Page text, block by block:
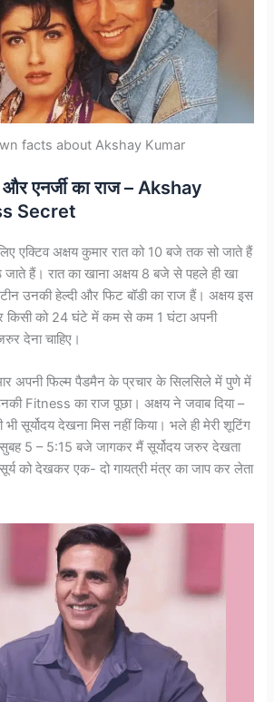
facts about Akshay Kumar
एनर्जी का राज – Akshay
Secret
एक्टिव अक्षय कुमार रात को 10 बजे तक सो जाते हैं
हैं। रात का खाना अक्षय 8 बजे से पहले ही खा
उनकी हेल्दी और फिट बॉडी का राज हैं। अक्षय इस
किसी को 24 घंटे में कम से कम 1 घंटा अपनी
देना चाहिए।
अपनी फिल्म पैडमैन के प्रचार के सिलसिले में पुणे में
Fitness का राज पूछा। अक्षय ने जवाब दिया –
सूर्योदय देखना मिस नहीं किया। भले ही मेरी शूटिंग
सुबह 5 – 5:15 बजे जागकर मैं सूर्योदय जरुर देखता
को देखकर एक- दो गायत्री मंत्र का जाप कर लेता